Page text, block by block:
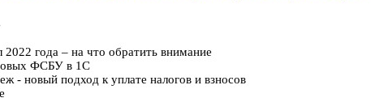
2022 года – на что обратить внимание
ФСБУ в 1С
- новый подход к уплате налогов и взносов